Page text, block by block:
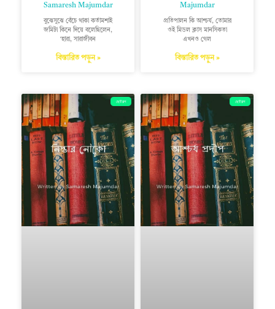
Samaresh Majumdar
বুঝেসুঝে বেঁচে থাকা কর্তামশাই
জমিটা কিনে দিয়ে বলেছিলেন,
‘হারা, সারাজীবন
বিস্তারিত পড়ুন »
Majumdar
প্রতিপালন কি আশ্চর্য, তোমার
ওই মিডল ক্লাস মানসিকতা
এখনও গেল
বিস্তারিত পড়ুন »
ছোটগল্প ছোটগল্প